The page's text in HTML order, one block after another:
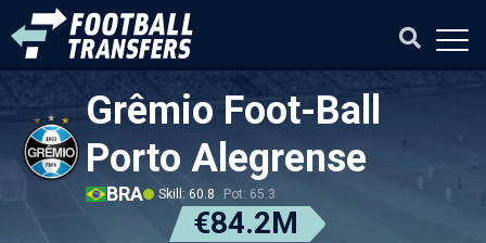
Grêmio Foot-Ball
Porto Alegrense
BRA Skill: 60.8 Pot: 65.3
€84.2M